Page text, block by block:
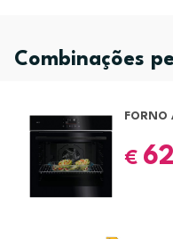
Combinações
FORNO
€